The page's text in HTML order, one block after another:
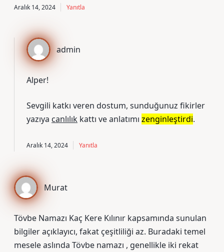
Aralık 14, 2024 Yanıtla
admin
Alper!
Sevgili katkı veren dostum, sunduğunuz fikirler
yazıya canlılık kattı ve anlatımı zenginleştirdi.
Aralık 14, 2024 Yanıtla
Murat
Tövbe Namazı Kaç Kere Kılınır kapsamında sunulan
bilgiler açıklayıcı, fakat çeşitliliği az. Buradaki temel
mesele aslında Tövbe namazı , genellikle iki rekat